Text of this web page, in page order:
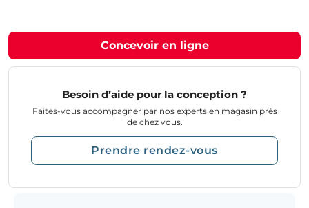
Concevoir en ligne
Besoin d’aide pour la conception ?
Faites-vous accompagner par nos experts en magasin près
de chez vous.
Prendre rendez-vous